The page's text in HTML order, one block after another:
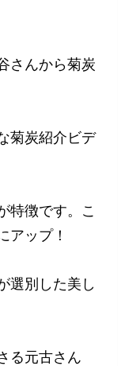
さんから菊炭
菊炭紹介ビデ
特徴です。こ
アップ！
選別した美し
る元古さん